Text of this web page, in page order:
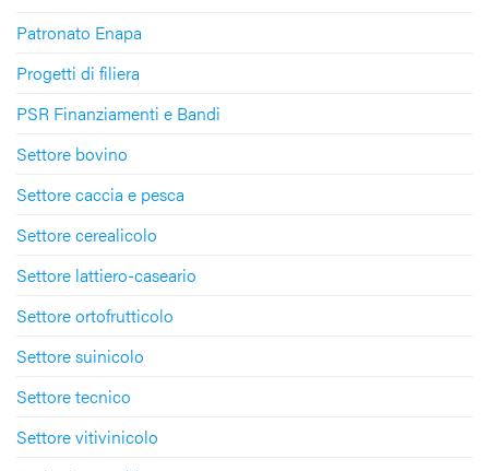
Patronato Enapa
Progetti di filiera
PSR Finanziamenti e Bandi
Settore bovino
Settore caccia e pesca
Settore cerealicolo
Settore lattiero-caseario
Settore ortofrutticolo
Settore suinicolo
Settore tecnico
Settore vitivinicolo